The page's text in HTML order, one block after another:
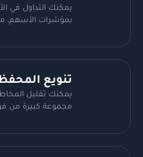
يمكنك التداول في
بمؤشرات الأسهم،
تنويع
يمكنك تقليل
مجموعة كبيرة من